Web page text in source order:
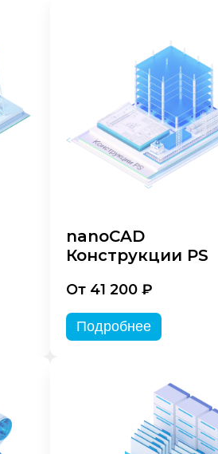
nanoCAD
Конструкции PS
От 41 200 ₽
Подробнее